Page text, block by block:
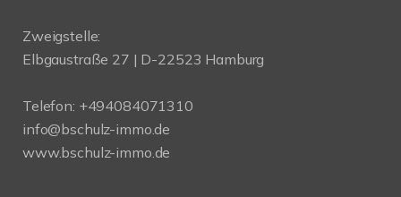
Zweigstelle:
Elbgaustraße 27 | D-22523 Hamburg
Telefon: +494084071310
info@bschulz-immo.de
www.bschulz-immo.de